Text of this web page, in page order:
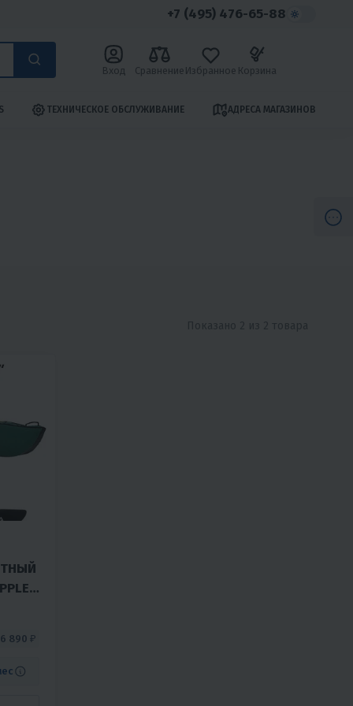
+7 (495) 476-65-88
Вход Сравнение Избранное Корзина
ТЕХНИЧЕСКОЕ ОБСЛУЖИВАНИЕ АДРЕСА МАГАЗИНОВ
6 890 ₽